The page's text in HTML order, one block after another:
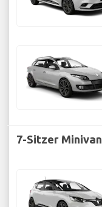
7-Sitzer Minivan